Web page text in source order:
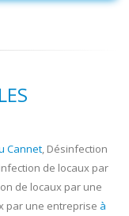
Cannet, Désinfection
de locaux par
de locaux par une
par une entreprise à